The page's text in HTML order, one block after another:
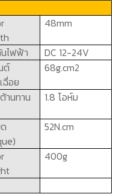
48mm
ไฟฟ้า DC 12-24V
ต์
ฉื่อย
68g.cm2
านทาน
1.8 โอห์ม
52N.cm
400g